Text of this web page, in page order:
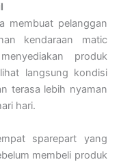
membuat pelanggan
kendaraan matic
produk
langsung kondisi
terasa lebih nyaman
hari.
sparepart yang
membeli produk